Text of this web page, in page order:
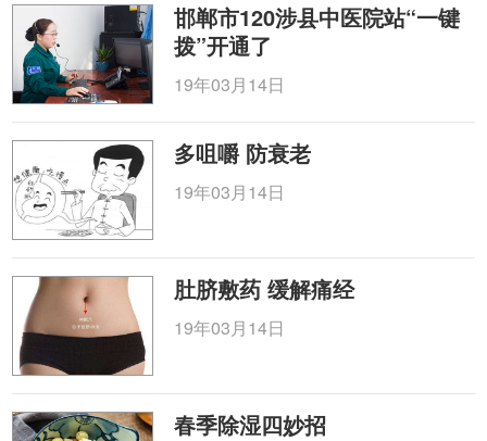
邯郸市120涉县中医院站“一键
拨”开通了
19年03月14日
多咀嚼 防衰老
19年03月14日
肚脐敷药 缓解痛经
19年03月14日
春季除湿四妙招